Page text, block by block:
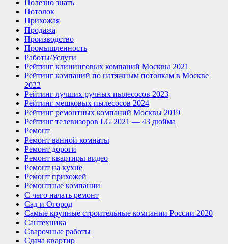
Полезно знать
Потолок
Прихожая
Продажа
Производство
Промышленность
Работы/Услуги
Рейтинг клининговых компаний Москвы 2021
Рейтинг компаний по натяжным потолкам в Москве
2022
Рейтинг лучших ручных пылесосов 2023
Рейтинг мешковых пылесосов 2024
Рейтинг ремонтных компаний Москвы 2019
Рейтинг телевизоров LG 2021 — 43 дюйма
Ремонт
Ремонт ванной комнаты
Ремонт дороги
Ремонт квартиры видео
Ремонт на кухне
Ремонт прихожей
Ремонтные компании
С чего начать ремонт
Сад и Огород
Самые крупные строительные компании России 2020
Сантехника
Сварочные работы
Сдача квартир